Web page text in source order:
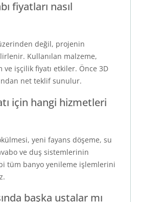
fiyatları nasıl
değil, projenin
Kullanılan malzeme,
ve işçilik fiyatı etkiler. Önce 3D
net teklif sunulur.
için hangi hizmetleri
yeni fayans döşeme, su
ve duş sistemlerinin
tüm banyo yenileme işlemlerini
başka ustalar mı